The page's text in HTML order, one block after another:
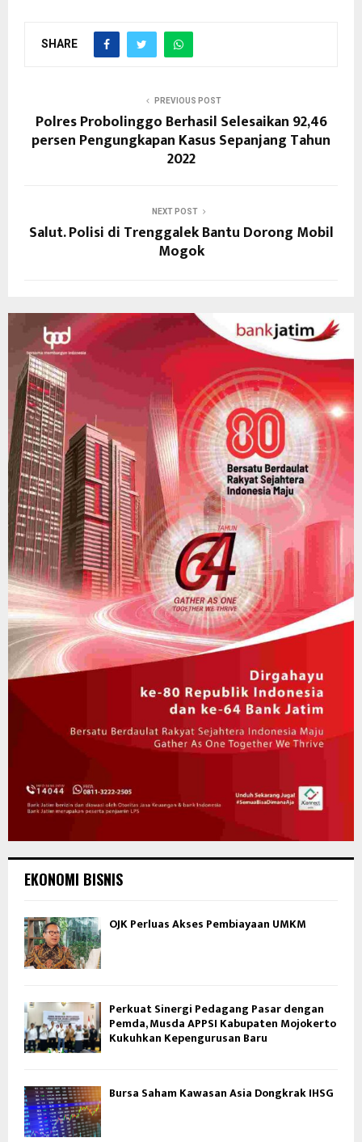
SHARE
PREVIOUS POST
Polres Probolinggo Berhasil Selesaikan 92,46
persen Pengungkapan Kasus Sepanjang Tahun
2022
NEXT POST
Salut. Polisi di Trenggalek Bantu Dorong Mobil
Mogok
EKONOMI BISNIS
OJK Perluas Akses Pembiayaan UMKM
Perkuat Sinergi Pedagang Pasar dengan
Pemda, Musda APPSI Kabupaten Mojokerto
Kukuhkan Kepengurusan Baru
Bursa Saham Kawasan Asia Dongkrak IHSG